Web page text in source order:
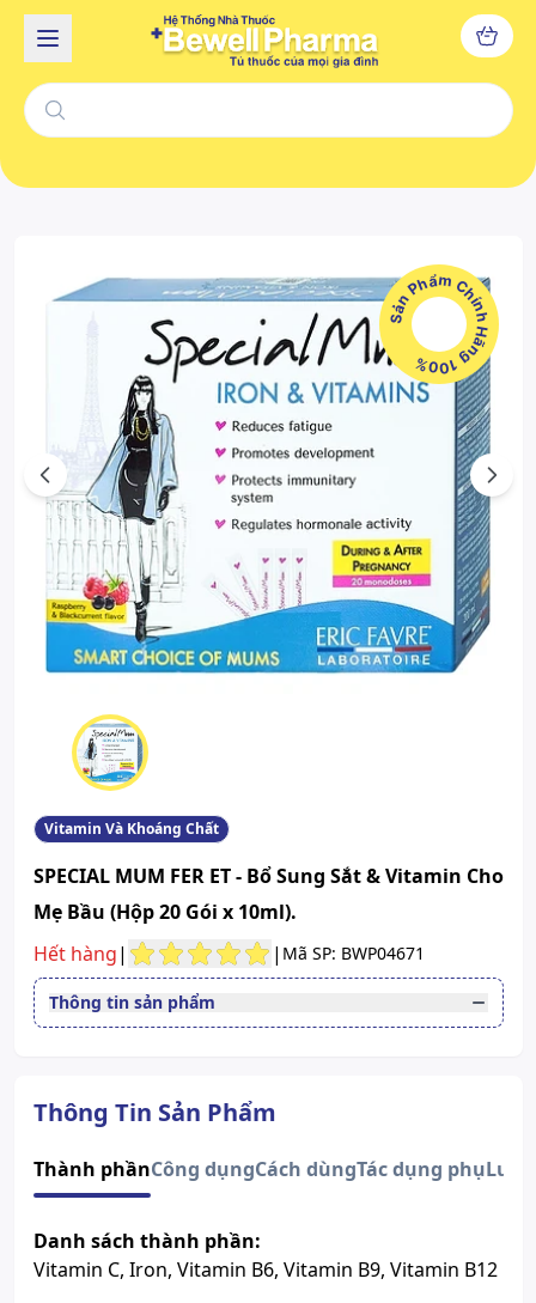
Sản Phẩm Chính Hãng 100%
Previous Next
Vitamin Và Khoáng Chất
SPECIAL MUM FER ET - Bổ Sung Sắt & Vitamin Cho
Mẹ Bầu (Hộp 20 Gói x 10ml).
Hết hàng| | Mã SP: BWP04671
Thông tin sản phẩm
Độ tuổi sử dụng
Phụ nữ có thai và cho con bú
Số đăng ký
Xem giấy công bố sản phẩm
Thông Tin Sản Phẩm
Thành phầnCông dụngCách dùngTác dụng phụLưu
Danh sách thành phần:
Vitamin C, Iron, Vitamin B6, Vitamin B9, Vitamin B12